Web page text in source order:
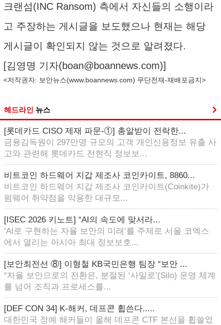
크랜섬(INC Ransom) 측에서 자신들의 소행이라
고 주장하는 게시글을 보도했으나 현재는 해당
게시글이 확인되지 않는 것으로 알려졌다.
[김영명 기자(boan@boannews.com)]
<저작권자: 보안뉴스(www.boannews.com) 무단전재-재배포금지>
헤드라인 뉴스
[롯데카드 CISO 제재 파문-①] 총알받이 전락한...
금융감독원이 297만명 규모의 고객 개인신용정보 유출 사
고와 관련해 롯데카드 전현직 정보보...
비트코인 하드웨어 지갑 제조사 코인카이트, 8860...
비트코인 하드웨어 지갑 제조사 코인카이트(Coinkite)가
펌웨어 취약점을 악용한 대규모...
[ISEC 2026 키노트] “AI의 속도에 맞서라...
‘AI로 구현하는 자율 보안의 미래’를 주제로 서울 코엑스
에서 열리는 아시아 최대 정보보호...
[보안최전선 ⑧] 이형철 KB국민은행 팀장 “보안 ...
“자율 보안으로의 전환은, 분절된 ‘사일로’(Silo) 운영 체계
를 넘어 조직과 프로세스를...
[DEF CON 34] K-해커, 데프콘 휩쓴다.....
대한민국 정예 해커들이 올해 데프콘 CTF 본선을 휩쓸었